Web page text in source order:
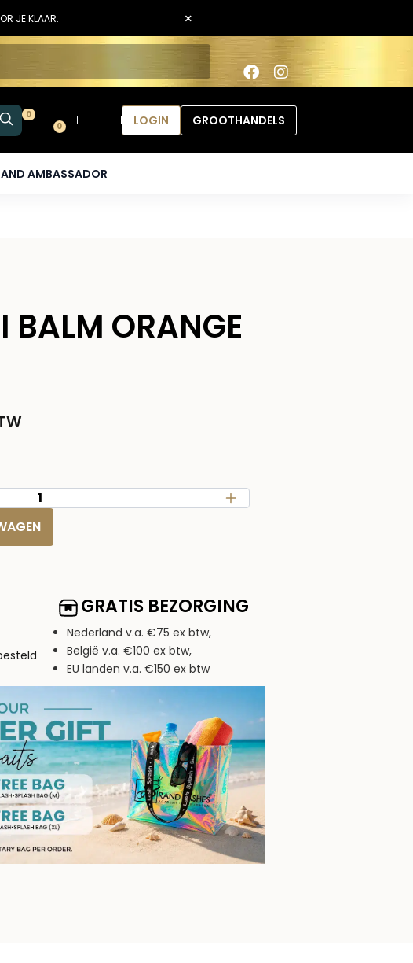
JE KLAAR. ×
0
0
LOGIN GROOTHANDELS
AMBASSADOR
BALM ORANGE
GRATIS BEZORGING
Nederland v.a. €75 ex btw,
België v.a. €100 ex btw,
EU landen v.a. €150 ex btw